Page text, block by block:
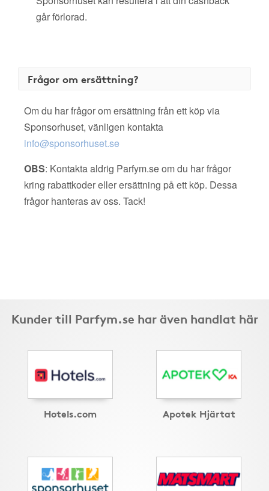
går förlorad.
Frågor om ersättning?
Om du har frågor om ersättning från ett köp via
Sponsorhuset, vänligen kontakta
info@sponsorhuset.se
OBS: Kontakta aldrig Parfym.se om du har frågor
kring rabattkoder eller ersättning på ett köp. Dessa
frågor hanteras av oss. Tack!
Kunder till Parfym.se har även handlat här
Hotels.com Apotek Hjärtat